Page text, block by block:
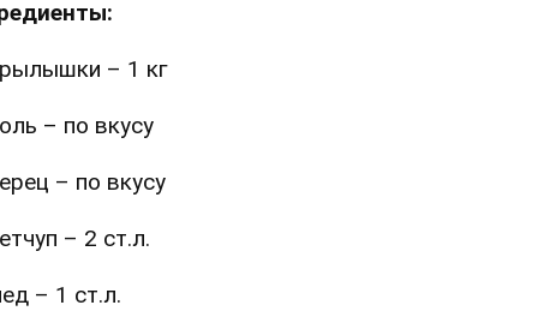
– 1 кг
– по вкусу
– по вкусу
– 2 ст.л.
– 1 ст.л.